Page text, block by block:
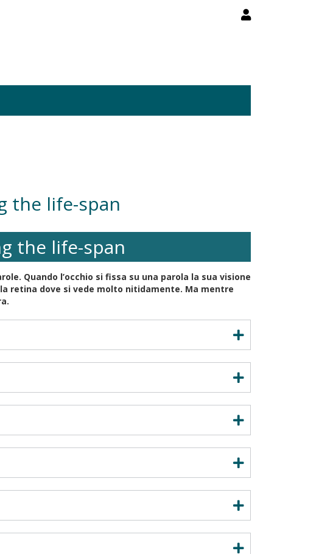
the life-span
the life-span
Quando l’occhio si fissa su una parola la sua visione
retina dove si vede molto nitidamente. Ma mentre